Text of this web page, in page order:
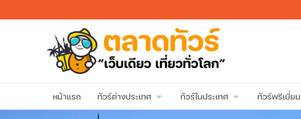
หน้าแรก ทัวร์ต่างประเทศ ทัวร์ในประเทศ ทัวร์พรีเมี่ยม